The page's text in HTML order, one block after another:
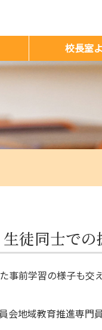
校長室
徒同士での
事前学習の様子も交
員会地域教育推進